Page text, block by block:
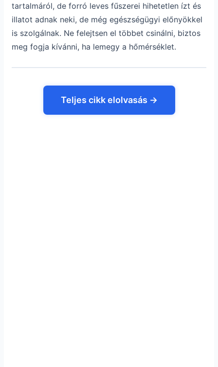
tartalmáról, de forró leves fűszerei hihetetlen ízt és
illatot adnak neki, de még egészségügyi előnyökkel
is szolgálnak. Ne felejtsen el többet csinálni, biztos
meg fogja kívánni, ha lemegy a hőmérséklet.
Teljes cikk elolvasás →